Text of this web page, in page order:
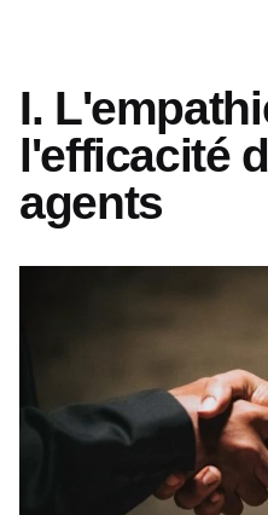
I.
l'efficacité
agents